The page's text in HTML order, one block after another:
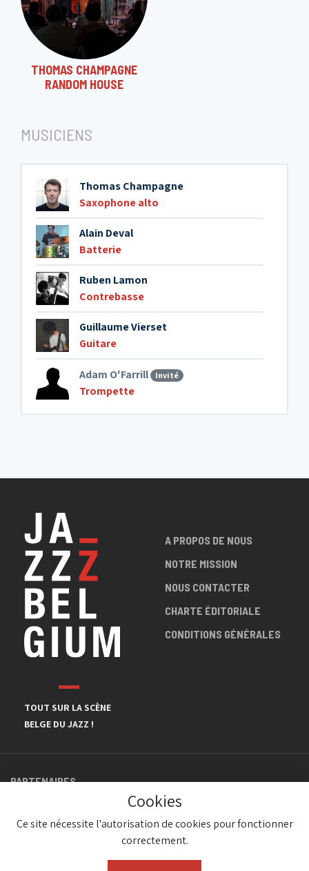
THOMAS CHAMPAGNE
RANDOM HOUSE
MUSICIENS
Thomas Champagne
Saxophone alto
Alain Deval
Batterie
Ruben Lamon
Contrebasse
Guillaume Vierset
Guitare
Adam O'Farrill Invité
Trompette
TOUT SUR LA SCÈNE
BELGE DU JAZZ !
A PROPOS DE NOUS
NOTRE MISSION
NOUS CONTACTER
CHARTE ÉDITORIALE
CONDITIONS GÉNÉRALES
PARTENAIRES
Cookies
Ce site nécessite l'autorisation de cookies pour fonctionner
correctement.